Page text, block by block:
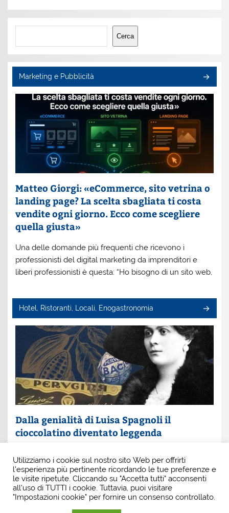
Cerca
Cerca
Marketing e Pubblicità
Matteo Giorgi: «eCommerce, sito vetrina o
landing page? La scelta sbagliata ti costa
vendite ogni giorno. Ecco come scegliere
quella giusta»
Una delle domande più frequenti che ricevono i
professionisti del digital marketing da imprenditori e
liberi professionisti è questa: “Ho bisogno di un sito web,
Hotel, Ristoranti, Locali, Enogastronomia
Dalla genialità di Luisa Spagnoli il
cioccolatino diventato leggenda
Spagnoli. È lei la donna che, con intuito e coraggio, ha
scritto una pagina indimenticabile della
Utilizziamo i cookie sul nostro sito Web per offrirti
l'esperienza più pertinente ricordando le tue preferenze e
le visite ripetute. Cliccando su "Accetta tutti" acconsenti
all'uso di TUTTI i cookie. Tuttavia, puoi visitare
"Impostazioni cookie" per fornire un consenso controllato.